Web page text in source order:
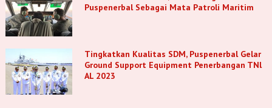
Puspenerbal Sebagai Mata Patroli Maritim
Tingkatkan Kualitas SDM, Puspenerbal Gelar
Ground Support Equipment Penerbangan TNl
AL 2023